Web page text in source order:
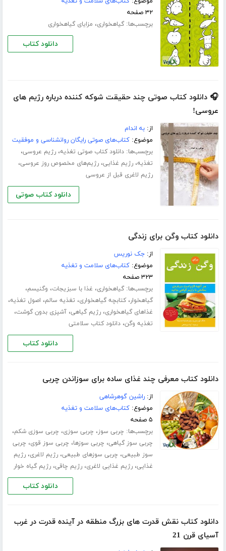
۳۲ صفحه
برچسب‌ها:گیاهخواری، مزایای گیاهخواری
دانلود کتاب
🎧 دانلود کتاب صوتی چند حقیقت شوکه کننده درباره رژیم های
عروسی!
از:به اندام
موضوع:کتاب‌های صوتی رایگان روانشناسی و موفقیت
برچسب‌ها:دانلود کتاب صوتی تغذیه،رژیم عروسی،
تغذیه،رژیم غذایی،رژیم‌های مخصوص روز عروسی،
رژیم لاغری قبل از عروسی
دانلود کتاب صوتی
دانلود کتاب وگن برای زندگی
از:جک نوریس
موضوع:کتاب‌های سلامت و تغذیه
۳۲۳ صفحه
برچسب‌ها:گیاهخواری، غذا با سبزیجات، وگنیسم،
گیاهخوار،کتابچه گیاهخواری، تغذیه سالم، اصول تغذیه،
غذاهای گیاهخواری،رژیم گیاهی،آشپزی بدون گوشت،
تغذیه وگن،دانلود کتاب سلامتی
دانلود کتاب
دانلود کتاب معرفی چند غذای ساده برای سوزاندن چربی
از:راشین گوهرشاهی
موضوع:کتاب‌های سلامت و تغذیه
۵ صفحه
برچسب‌ها: چربی سوز، چربی سوزی، چربی سوزی شکم،
چربی سوز گیاهی، چربی سوزها، چربی سوز قوی، چربی
سوز طبیعی، چربی سوزهای طبیعی،رژیم لاغری،رژیم
غذایی،رژیم غذایی لاغری،رژیم چاقی،رژیم گیاه خوار
دانلود کتاب
دانلود کتاب نقش قدرت های بزرگ منطقه در آینده قدرت در غرب
آسیای قرن 21